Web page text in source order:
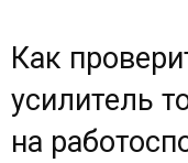
Как
усилитель
на